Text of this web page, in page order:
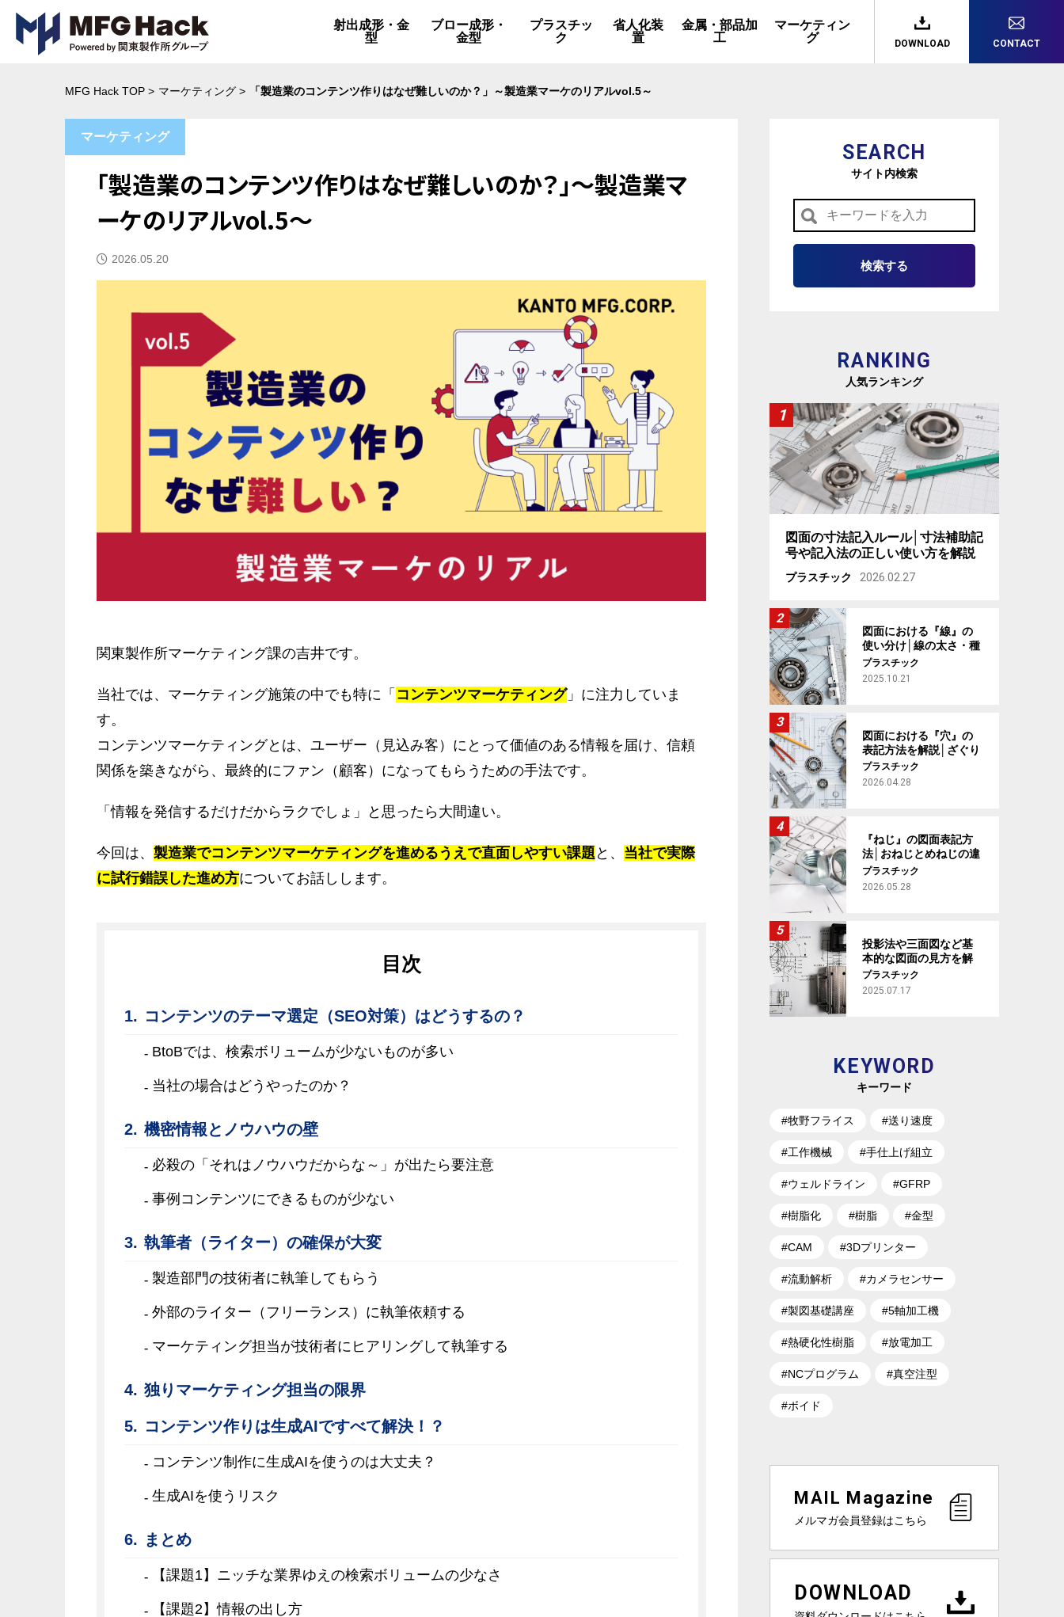
射出成形・金
型
ブロー成形・
金型
プラスチッ
ク
省人化装
置
金属・部品加
工
マーケティン
グ
DOWNLOAD CONTACT
MFG Hack TOP > マーケティング > 「製造業のコンテンツ作りはなぜ難しいのか？」～製造業マーケのリアルvol.5～
「製造業のコンテンツ作りはなぜ難しいのか？」～製造業マ
ーケのリアルvol.5～
マーケティング
公開日
2026.05.20
関東製作所マーケティング課の吉井です。
当社では、マーケティング施策の中でも特に「 コンテンツマーケティング」に注力していま
す。
コンテンツマーケティングとは、ユーザー（見込み客）にとって価値のある情報を届け、信頼
関係を築きながら、最終的にファン（顧客）になってもらうための手法です。
「情報を発信するだけだからラクでしょ」と思ったら大間違い。
今回は、 製造業でコンテンツマーケティングを進めるうえで直面しやすい課題 と、 当社で実際
に試行錯誤した進め方についてお話しします。
目次
コンテンツのテーマ選定（SEO対策）はどうするの？
BtoBでは、検索ボリュームが少ないものが多い
当社の場合はどうやったのか？
機密情報とノウハウの壁
必殺の「それはノウハウだからな～」が出たら要注意
事例コンテンツにできるものが少ない
執筆者（ライター）の確保が大変
製造部門の技術者に執筆してもらう
外部のライター（フリーランス）に執筆依頼する
マーケティング担当が技術者にヒアリングして執筆する
独りマーケティング担当の限界
コンテンツ作りは生成AIですべて解決！？
コンテンツ制作に生成AIを使うのは大丈夫？
生成AIを使うリスク
まとめ
【課題1】ニッチな業界ゆえの検索ボリュームの少なさ
【課題2】情報の出し方
SEARCH
サイト内検索
RANKING
人気ランキング
図面の寸法記入ルール│寸法補助記
号や記入法の正しい使い方を解説
【製図基礎講座 #3】
プラスチック 2026.02.27
図面における『線』の
使い分け│線の太さ・種
類・用途を解説 【製図
基礎講座 #2】
プラスチック
2025.10.21
図面における『穴』の
表記方法を解説│ざぐり
穴の意味や、穴の加工
指示まで【製図基礎講
プラスチック
2026.04.28
『ねじ』の図面表記方
法│おねじとめねじの違
いから、種類や規格ま
で解説【製図基礎講座
プラスチック
2026.05.28
投影法や三面図など基
本的な図面の見方を解
説 【製図基礎講座 #1】
プラスチック
2025.07.17
KEYWORD
キーワード
#牧野フライス #送り速度
#工作機械 #手仕上げ組立
#ウェルドライン #GFRP
#樹脂化 #樹脂 #金型
#CAM #3Dプリンター
#流動解析 #カメラセンサー
#製図基礎講座 #5軸加工機
#熱硬化性樹脂 #放電加工
#NCプログラム #真空注型
#ボイド
MAIL Magazine
メルマガ会員登録はこちら
DOWNLOAD